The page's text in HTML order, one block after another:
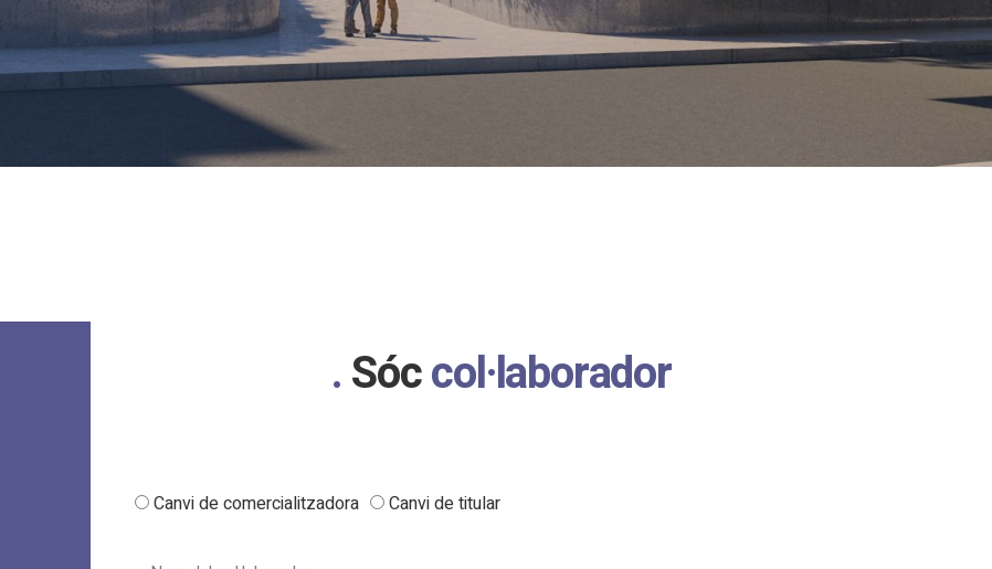
Sóccol·laborador
Canvi de comercialitzadora Canvi de titular